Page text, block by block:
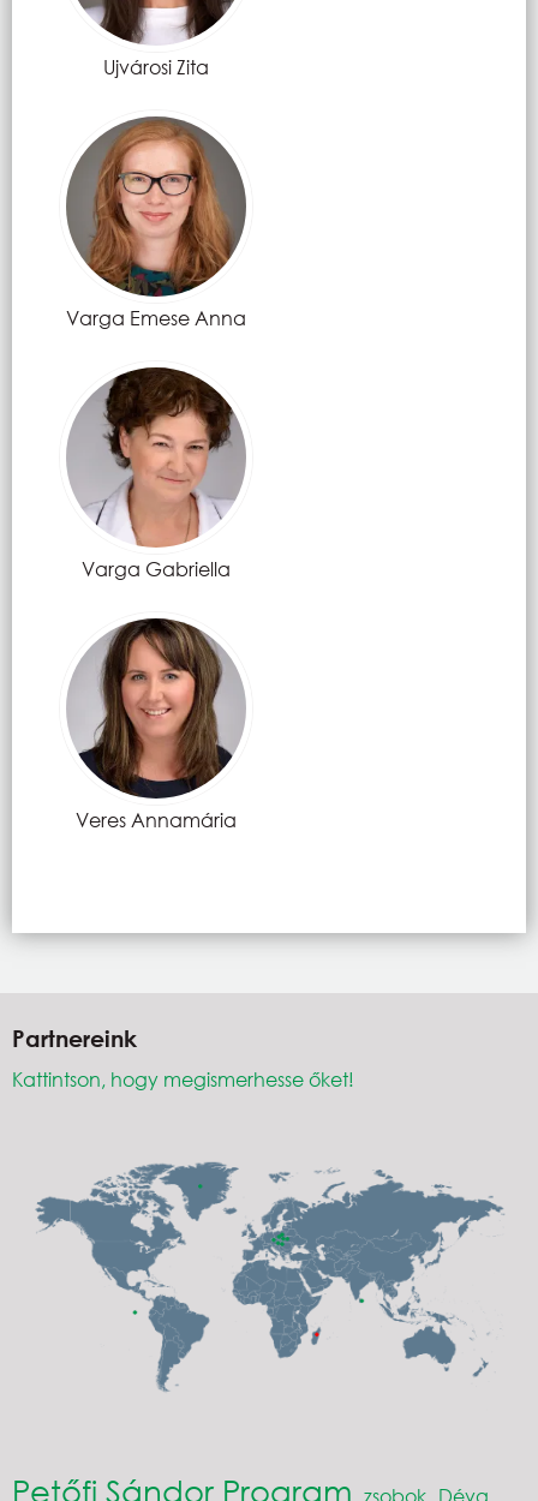
Ujvárosi Zita
Varga Emese Anna
Varga Gabriella
Veres Annamária
Partnereink
Kattintson, hogy megismerhesse őket!
Petőfi Sándor Program zsobok Déva